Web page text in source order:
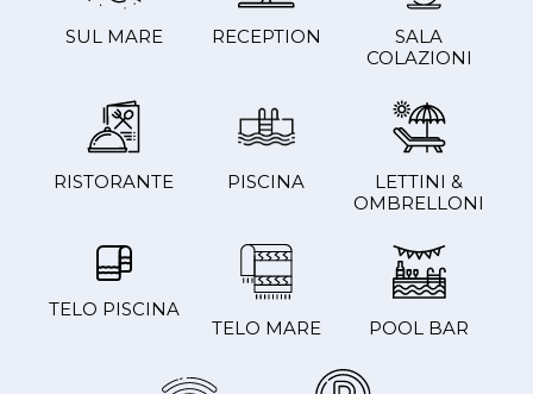
SUL MARE RECEPTION
SALA
COLAZIONI
RISTORANTE PISCINA
LETTINI &
OMBRELLONI
TELO PISCINA
TELO MARE
POOL BAR